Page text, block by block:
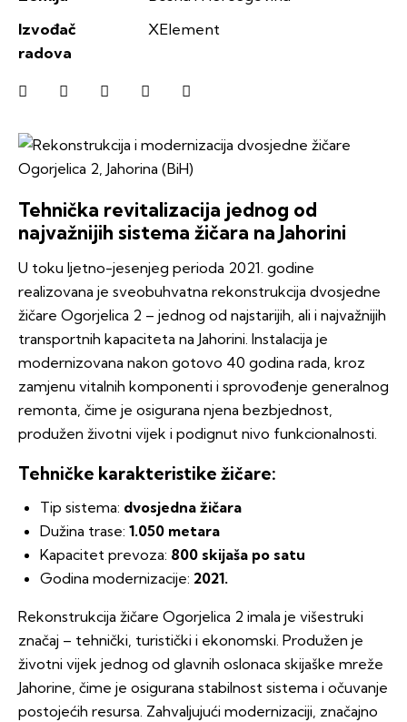
Izvođač
radova
XElement
Tehnička revitalizacija jednog od
najvažnijih sistema žičara na Jahorini
U toku ljetno-jesenjeg perioda 2021. godine
realizovana je sveobuhvatna rekonstrukcija dvosjedne
žičare Ogorjelica 2 – jednog od najstarijih, ali i najvažnijih
transportnih kapaciteta na Jahorini. Instalacija je
modernizovana nakon gotovo 40 godina rada, kroz
zamjenu vitalnih komponenti i sprovođenje generalnog
remonta, čime je osigurana njena bezbjednost,
produžen životni vijek i podignut nivo funkcionalnosti.
Tehničke karakteristike žičare:
Tip sistema: dvosjedna žičara
Dužina trase: 1.050 metara
Kapacitet prevoza: 800 skijaša po satu
Godina modernizacije: 2021.
Rekonstrukcija žičare Ogorjelica 2 imala je višestruki
značaj – tehnički, turistički i ekonomski. Produžen je
životni vijek jednog od glavnih oslonaca skijaške mreže
Jahorine, čime je osigurana stabilnost sistema i očuvanje
postojećih resursa. Zahvaljujući modernizaciji, značajno